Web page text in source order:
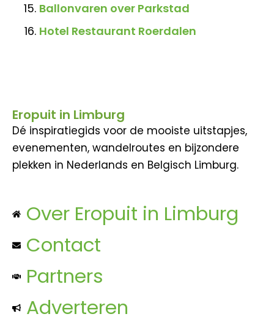
Ballonvaren over Parkstad
Hotel Restaurant Roerdalen
Eropuit in Limburg
Dé inspiratiegids voor de mooiste uitstapjes,
evenementen, wandelroutes en bijzondere
plekken in Nederlands en Belgisch Limburg.
Over Eropuit in Limburg
Contact
Partners
Adverteren